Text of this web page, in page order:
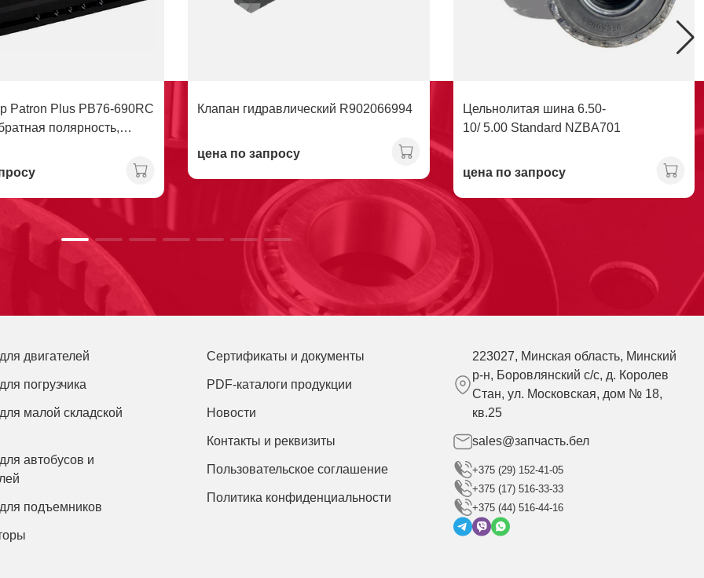
Patron Plus PB76-690RC
полярность,
Клапан гидравлический R902066994
цена по запросу
Цельнолитая шина 6.50-
10/ 5.00 Standard NZBA701
цена по запросу
двигателей
погрузчика
малой складской
автобусов и
подъемников
Сертификаты и документы
PDF-каталоги продукции
Новости
Контакты и реквизиты
Пользовательское соглашение
Политика конфиденциальности
223027, Минская область, Минский
р-н, Боровлянский с/с, д. Королев
Стан, ул. Московская, дом № 18,
кв.25
sales@запчасть.бел
+375 (29) 152-41-05
+375 (17) 516-33-33
+375 (44) 516-44-16